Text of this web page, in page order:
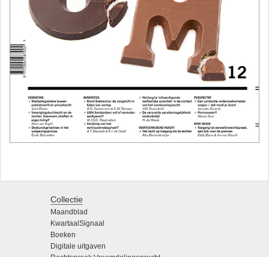
Collectie
Maandblad
KwartaalSignaal
Boeken
Digitale uitgaven